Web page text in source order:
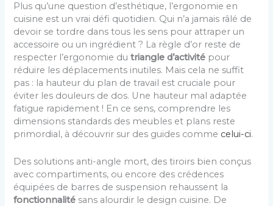
Plus qu’une question d’esthétique, l’ergonomie en
cuisine est un vrai défi quotidien. Qui n’a jamais râlé de
devoir se tordre dans tous les sens pour attraper un
accessoire ou un ingrédient ? La règle d’or reste de
respecter l’ergonomie dutriangle d’activité pour
réduire les déplacements inutiles. Mais cela ne suffit
pas : la hauteur du plan de travail est cruciale pour
éviter les douleurs de dos. Une hauteur mal adaptée
fatigue rapidement ! En ce sens, comprendre les
dimensions standards des meubles et plans reste
primordial, à découvrir sur des guides comme celui-ci.
Des solutions anti-angle mort, des tiroirs bien conçus
avec compartiments, ou encore des crédences
équipées de barres de suspension rehaussent la
fonctionnalité sans alourdir le design cuisine. De